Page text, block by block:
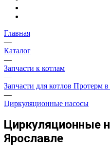
Главная
—
Каталог
—
Запчасти к котлам
—
Запчасти для котлов Протерм
—
Циркуляционные насосы
Циркуляционные
Ярославле